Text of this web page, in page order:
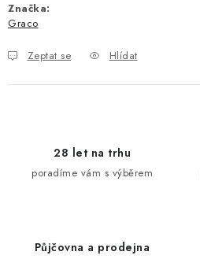
Značka:
Graco
Zeptat se Hlídat
28 let na trhu
poradíme vám s výběrem
Půjčovna a prodejna